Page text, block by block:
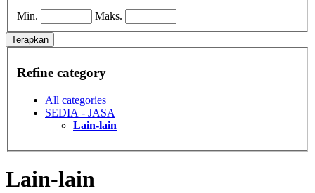
Min. Maks.
Terapkan
Refine category
All categories
SEDIA - JASA
Lain-lain
Lain-lain